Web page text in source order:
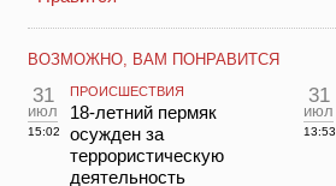
ВОЗМОЖНО, ВАМ ПОНРАВИТСЯ
31
июл
15:02
ПРОИСШЕСТВИЯ
18-летний пермяк
осужден за
террористическую
деятельность
31
июл
13:53